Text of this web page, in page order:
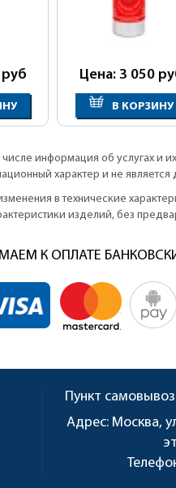
руб Цена: 3 050
В КОРЗИНУ
информация об услугах и
характер и не
в технические
изделий, без
К ОПЛАТЕ
Пункт
Адрес: Москва,